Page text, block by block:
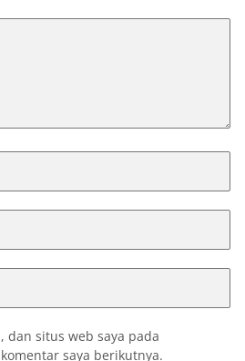
dan situs web saya pada
saya berikutnya.